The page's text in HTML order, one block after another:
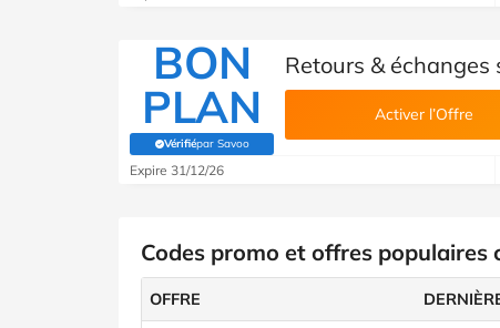
BON
PLAN
Vérifiépar Savoo
(Vérifié par Savoo)
Retours & échanges
Activer l’Offre
Expire 31/12/26
Codes promo et offres populaires
OFFRE